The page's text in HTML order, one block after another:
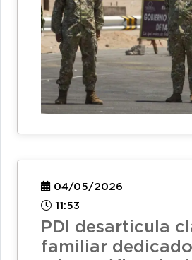
04/05/2026
11:53
PDI desarticula
familiar dedicado